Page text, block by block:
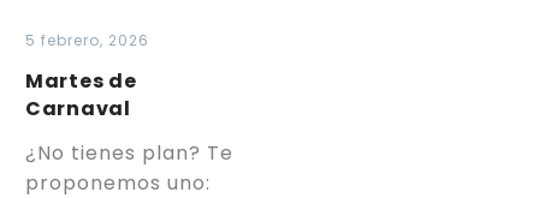
5 febrero, 2026
Martes de
Carnaval
¿No tienes plan? Te
proponemos uno: